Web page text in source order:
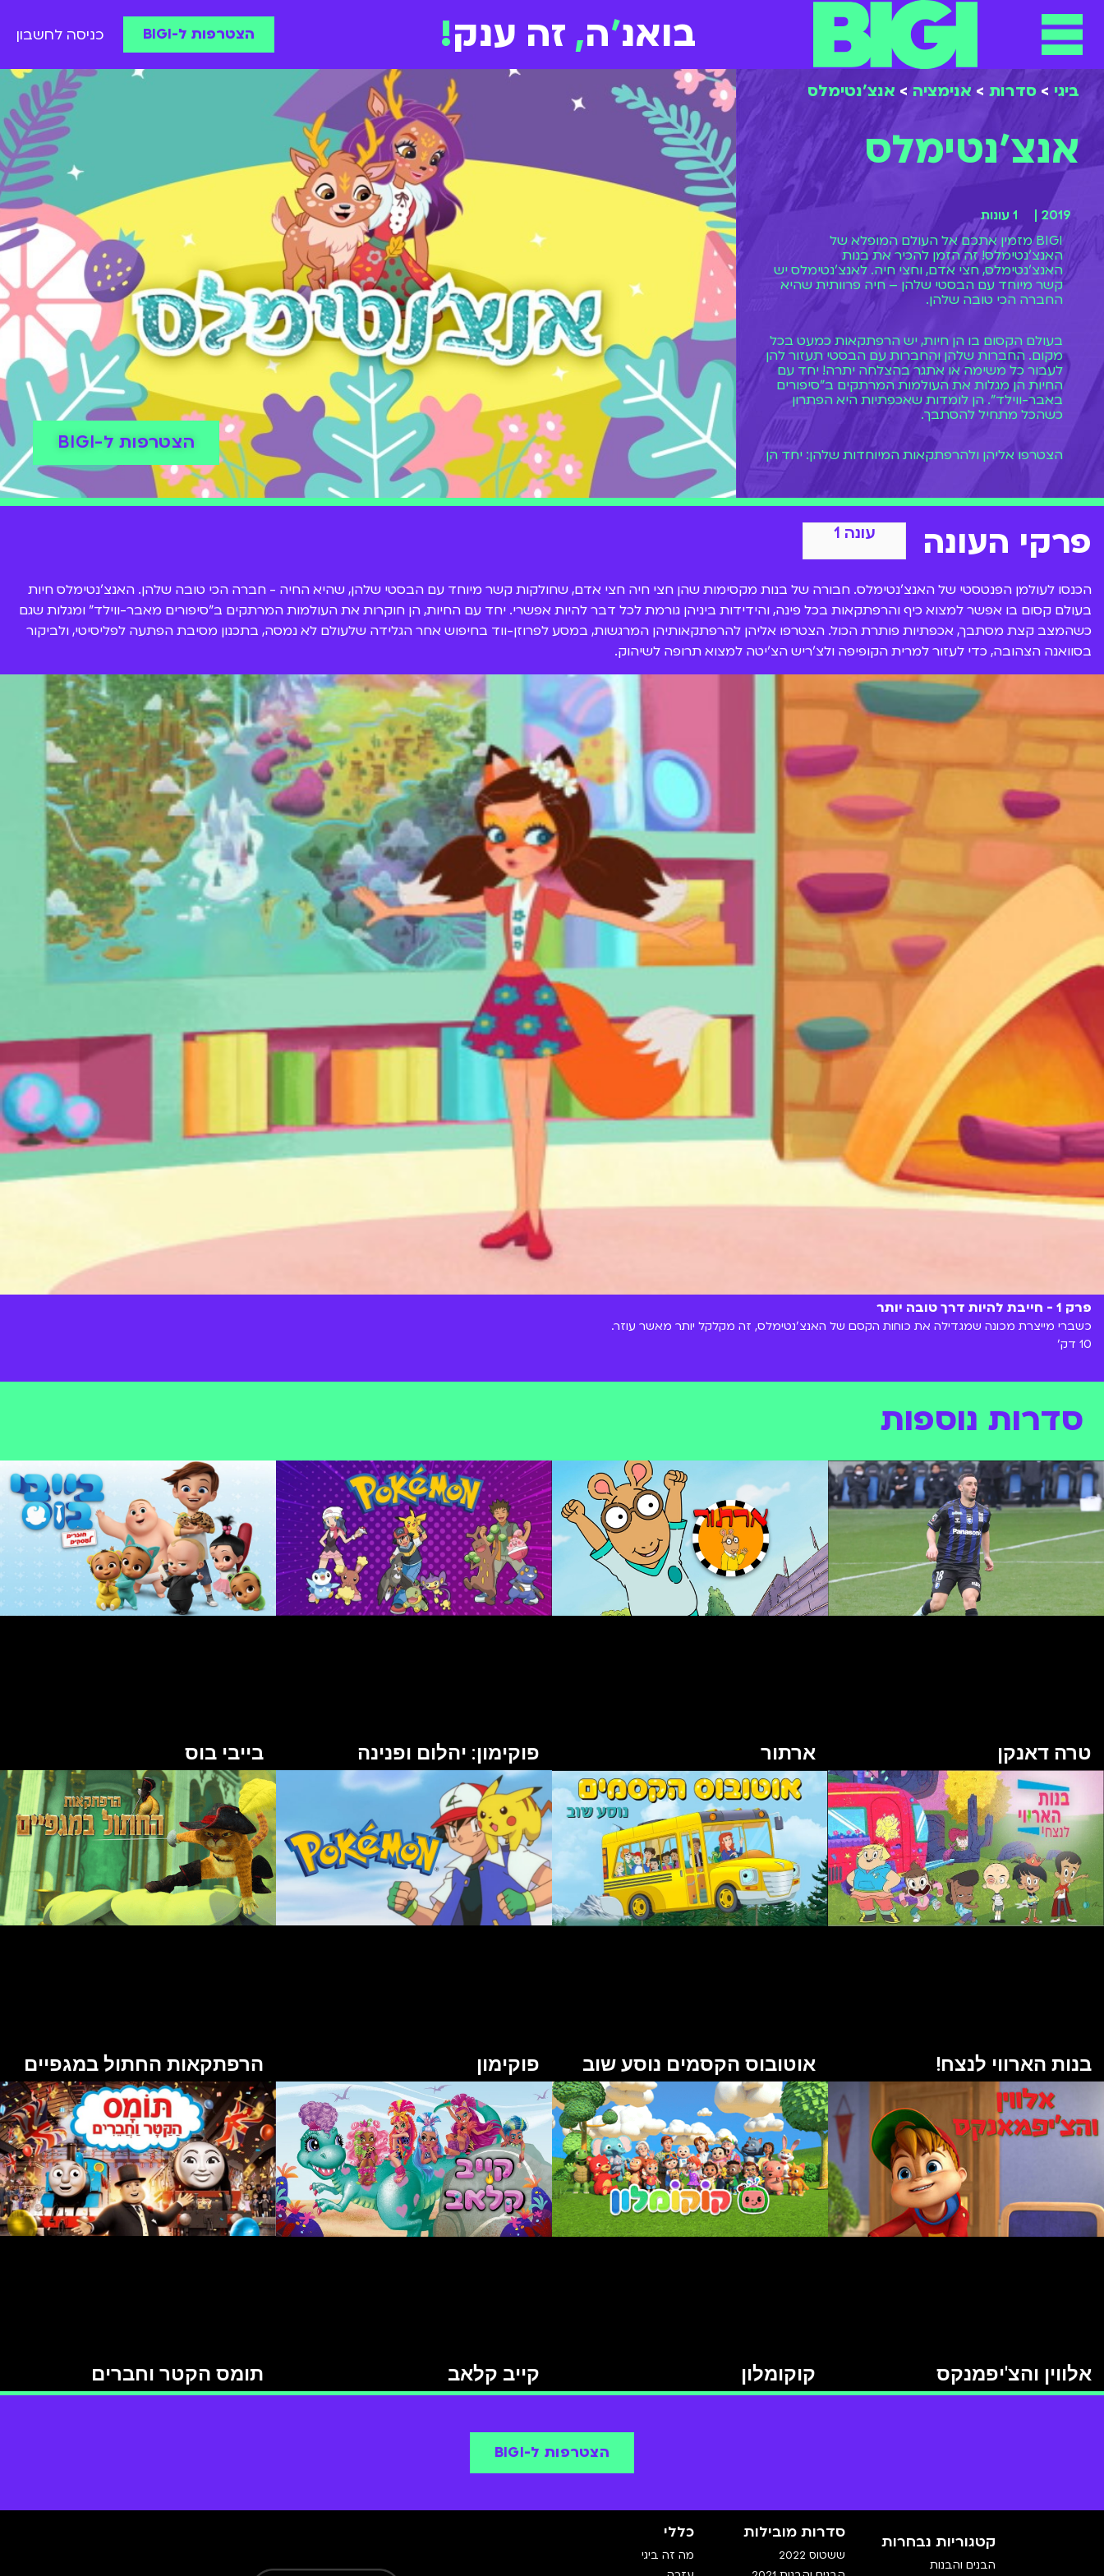
לתוכן
תפריט בואנ'ה, זה ענק! הצטרפות ל-BIGI כניסה לחשבון
ביגי > סדרות > אנימציה > אנצ'נטימלס
אנצ'נטימלס
2019 |
1 עונות
BIGI מזמין אתכם אל העולם המופלא של
האנצ'נטימלס! זה הזמן להכיר את בנות
האנצ'נטימלס, חצי אדם, וחצי חיה. לאנצ'נטימלס יש
קשר מיוחד עם הבסטי שלהן – חיה פרוותית שהיא
החברה הכי טובה שלהן.
בעולם הקסום בו הן חיות, יש הרפתקאות כמעט בכל
מקום. החברות שלהן והחברות עם הבסטי תעזור להן
לעבור כל משימה או אתגר בהצלחה יתרה! יחד עם
החיות הן מגלות את העולמות המרתקים ב"סיפורים
באבר-ווילד". הן לומדות שאכפתיות היא הפתרון
כשהכל מתחיל להסתבך.
הצטרפו אליהן ולהרפתקאות המיוחדות שלהן: יחד הן
יתכננו מסיבת הפתעה לפליסיטי, יחפשו את הגלידה
שלא נמסה, יבקרו בסוואנה הצהובה ויצאו לעוד מלא
משימות והרפתקאות שמחכות לכם עכשיו בצפייה
הצטרפות ל-BIGI
פרקי העונה עונה 1
הכנסו לעולמן הפנטסטי של האנצ'נטימלס. חבורה של בנות מקסימות שהן חצי חיה חצי אדם, שחולקות קשר מיוחד עם הבסטי שלהן, שהיא החיה - חברה הכי טובה שלהן. האנצ'נטימלס חיות
בעולם קסום בו אפשר למצוא כיף והרפתקאות בכל פינה, והידידות ביניהן גורמת לכל דבר להיות אפשרי. יחד עם החיות, הן חוקרות את העולמות המרתקים ב"סיפורים מאבר-ווילד" ומגלות שגם
כשהמצב קצת מסתבך, אכפתיות פותרת הכול. הצטרפו אליהן להרפתקאותיהן המרגשות, במסע לפרוזן-ווד בחיפוש אחר הגלידה שלעולם לא נמסה, בתכנון מסיבת הפתעה לפליסיטי, ולביקור
בסוואנה הצהובה, כדי לעזור למרית הקופיפה ולצ'ריש הצ'יטה למצוא תרופה לשיהוק.
פרק 1 - חייבת להיות דרך טובה יותר
כשברי מייצרת מכונה שמגדילה את כוחות הקסם של האנצ'נטימלס, זה מקלקל יותר מאשר עוזר.
10 דק'
סדרות נוספות
טרה דאנקן ארתור פוקימון: יהלום ופנינה בייבי בוס
בנות הארווי לנצח! אוטובוס הקסמים נוסע שוב פוקימון הרפתקאות החתול במגפיים
אלווין והצ'יפמנקס קוקומלון קייב קלאב תומס הקטר וחברים
הצטרפות ל-BIGI
קטגוריות נבחרות
הבנים והבנות
סדרות מובילות
ששטוס 2022
כללי
מה זה ביגי